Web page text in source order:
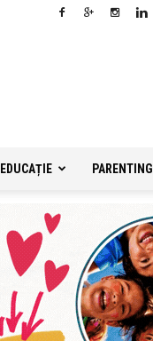
EDUCAȚIE PARENTING